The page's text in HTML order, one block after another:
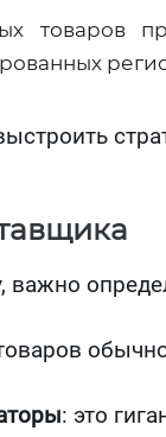
товаров
важно
: это